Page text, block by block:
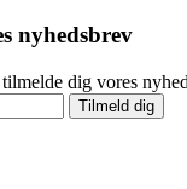
nyhedsbrev
dig vores
Tilmeld dig